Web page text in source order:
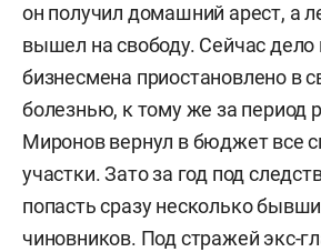
он получил домашний арест, а
вышел на свободу. Сейчас
бизнесмена приостановлено в
болезнью, к тому же за период
Миронов вернул в бюджет все
участки. Зато за год под
попасть сразу несколько
чиновников. Под стражей экс-